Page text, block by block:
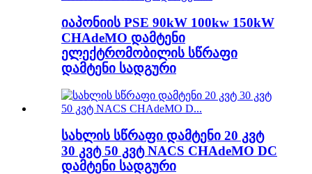
იაპონიის PSE 90kW 100kw 150kW
CHAdeMO დამტენი
ელექტრომობილის სწრაფი
დამტენი სადგური
სახლის სწრაფი დამტენი 20 კვტ
30 კვტ 50 კვტ NACS CHAdeMO DC
დამტენი სადგური